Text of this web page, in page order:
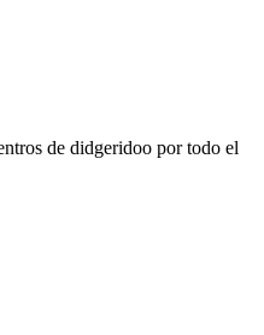
de didgeridoo por todo el